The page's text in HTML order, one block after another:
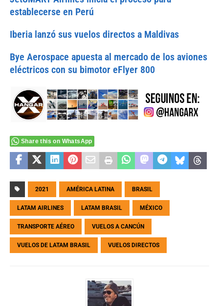
establecerse en Perú
Iberia lanzó sus vuelos directos a Maldivas
Bye Aerospace apuesta al mercado de los aviones
eléctricos con su bimotor eFlyer 800
Share this on WhatsApp
2021 AMÉRICA LATINA BRASIL
LATAM AIRLINES LATAM BRASIL MÉXICO
TRANSPORTE AÉREO VUELOS A CANCÚN
VUELOS DE LATAM BRASIL VUELOS DIRECTOS